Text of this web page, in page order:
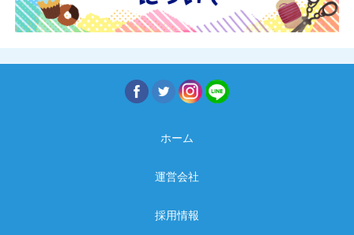
ホーム
運営会社
採用情報